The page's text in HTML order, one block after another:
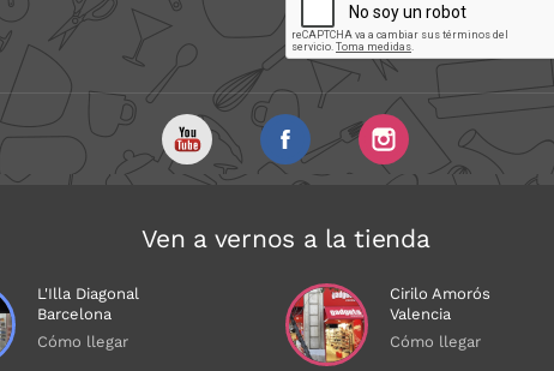
Ven a vernos a la tienda
L'Illa Diagonal
Barcelona
Cómo llegar
Cirilo Amorós
Valencia
Cómo llegar